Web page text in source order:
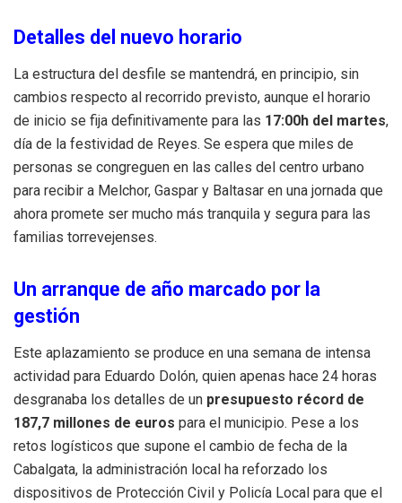
Detalles del nuevo horario
La estructura del desfile se mantendrá, en principio, sin
cambios respecto al recorrido previsto, aunque el horario
de inicio se fija definitivamente para las 17:00h del martes,
día de la festividad de Reyes. Se espera que miles de
personas se congreguen en las calles del centro urbano
para recibir a Melchor, Gaspar y Baltasar en una jornada que
ahora promete ser mucho más tranquila y segura para las
familias torrevejenses.
Un arranque de año marcado por la
gestión
Este aplazamiento se produce en una semana de intensa
actividad para Eduardo Dolón, quien apenas hace 24 horas
desgranaba los detalles de un presupuesto récord de
187,7 millones de euros para el municipio. Pese a los
retos logísticos que supone el cambio de fecha de la
Cabalgata, la administración local ha reforzado los
dispositivos de Protección Civil y Policía Local para que el